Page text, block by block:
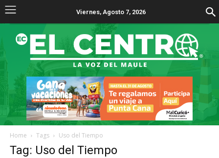
Viernes, Agosto 7, 2026
Home Tags Uso del Tiempo
Tag: Uso del Tiempo